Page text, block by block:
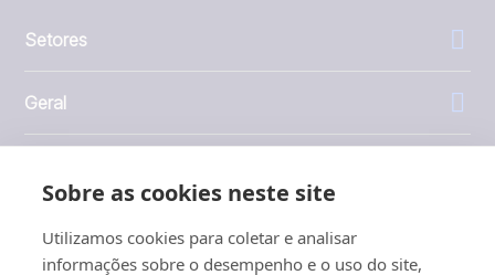
Sobre as cookies neste site
Utilizamos cookies para coletar e analisar
informações sobre o desempenho e o uso do site,
Setores
Geral
Investidores